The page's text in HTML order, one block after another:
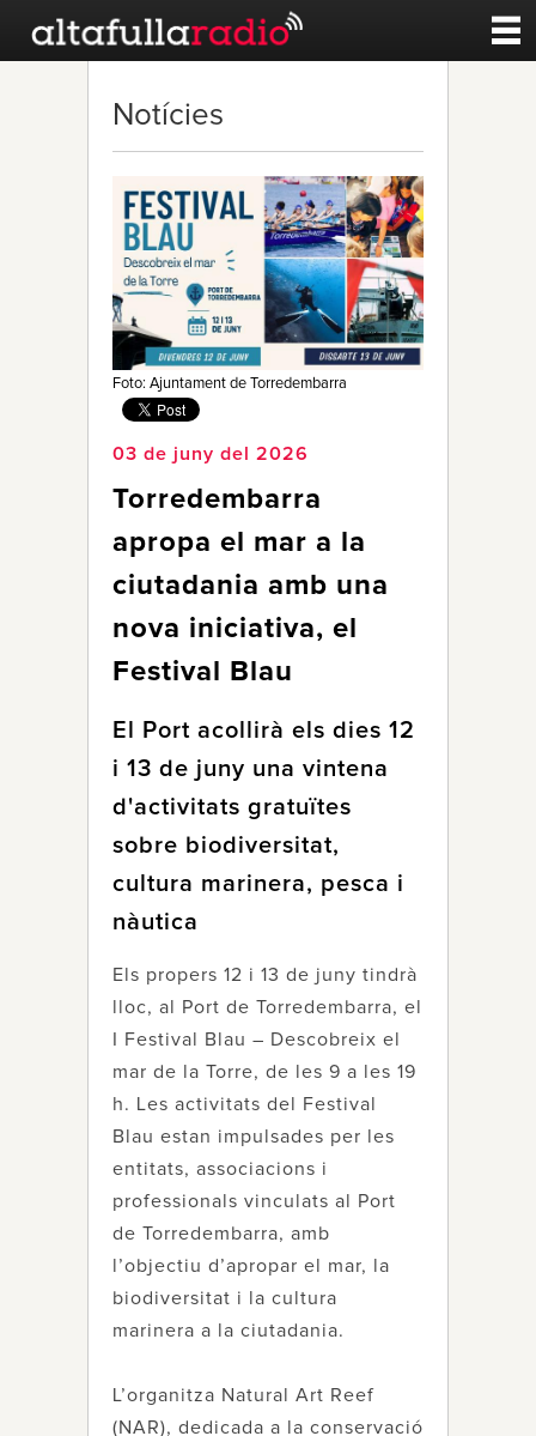
Esports
Noticies
Notícies
Foto: Ajuntament de Torredembarra
03 de juny del 2026
Torredembarra
apropa el mar a la
ciutadania amb una
nova iniciativa, el
Festival Blau
El Port acollirà els dies 12
i 13 de juny una vintena
d'activitats gratuïtes
sobre biodiversitat,
cultura marinera, pesca i
nàutica
Els propers 12 i 13 de juny tindrà
lloc, al Port de Torredembarra, el
I Festival Blau – Descobreix el
mar de la Torre, de les 9 a les 19
h. Les activitats del Festival
Blau estan impulsades per les
entitats, associacions i
professionals vinculats al Port
de Torredembarra, amb
l’objectiu d’apropar el mar, la
biodiversitat i la cultura
marinera a la ciutadania.
L’organitza Natural Art Reef
(NAR), dedicada a la conservació